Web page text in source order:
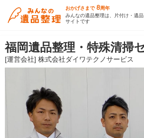
おかげさまで 8周年
みんなの遺品整理は、片付け・遺
サイトです
福岡遺品整理・特殊清掃
[運営会社] 株式会社ダイワテクノサービス